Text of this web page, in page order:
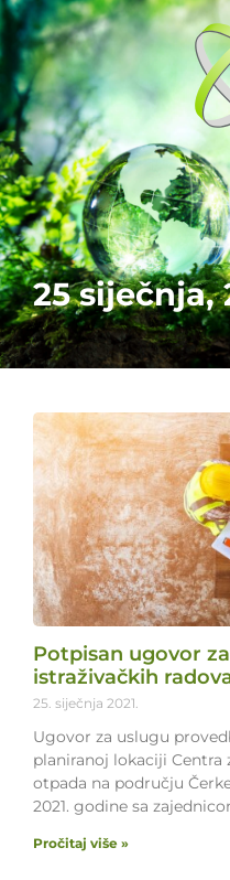
25 siječnja,
Potpisan ugovor
istraživačkih
25. siječnja 2021.
Ugovor za uslugu
planiranoj lokaciji Centra
otpada na području
2021. godine sa
Pročitaj više »